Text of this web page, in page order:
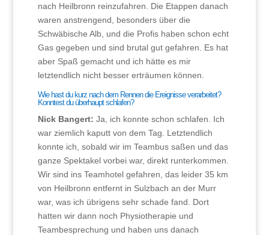
nach Heilbronn reinzufahren. Die Etappen danach
waren anstrengend, besonders über die
Schwäbische Alb, und die Profis haben schon echt
Gas gegeben und sind brutal gut gefahren. Es hat
aber Spaß gemacht und ich hätte es mir
letztendlich nicht besser erträumen können.
Wie hast du kurz nach dem Rennen die Ereignisse verarbeitet?
Konntest du überhaupt schlafen?
Nick Bangert: Ja, ich konnte schon schlafen. Ich
war ziemlich kaputt von dem Tag. Letztendlich
konnte ich, sobald wir im Teambus saßen und das
ganze Spektakel vorbei war, direkt runterkommen.
Wir sind ins Teamhotel gefahren, das leider 35 km
von Heilbronn entfernt in Sulzbach an der Murr
war, was ich übrigens sehr schade fand. Dort
hatten wir dann noch Physiotherapie und
Teambesprechung und haben uns danach